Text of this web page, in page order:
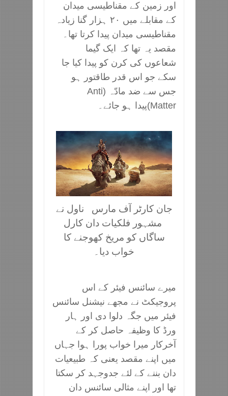
اور زمین کے مقناطیسی میدان
کے مقابلے میں ٢٠ ہزار گنا زیادہ
مقناطیسی میدان پیدا کرتا تھا۔
مقصد یہ تھا کہ ایک گیما
شعاعوں کی کرن کو پیدا کیا جا
سکے جو اس قدر طاقتور ہو
جس سے ضد مادّہ (Anti
Matter)پیدا ہو جائے۔
جان کارٹر آف مارس ناول نے
مشہور فلکیات دان کارل
ساگاں کو مریخ کھوجنے کا
خواب دیا۔
میرے سائنس فیئر کے اس
پروجیکٹ نے مجھے نیشنل سائنس
فیئر میں جگہ دلوا دی اور ہار
ورڈ کا وظیفہ حاصل کر کے
آخرکار میرا خواب پورا ہوا جہاں
میں اپنے مقصد یعنی کہ طبیعیات
دان بننے کے لئے جدوجہد کر سکتا
تھا اور اپنے مثالی سائنس دان